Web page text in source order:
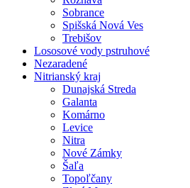
Sobrance
Spišská Nová Ves
Trebišov
Lososové vody pstruhové
Nezaradené
Nitrianský kraj
Dunajská Streda
Galanta
Komárno
Levice
Nitra
Nové Zámky
Šaľa
Topoľčany